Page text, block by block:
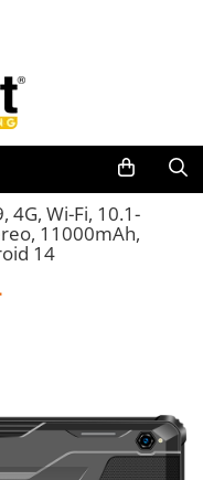
4G, Wi-Fi, 10.1-
11000mAh,
14